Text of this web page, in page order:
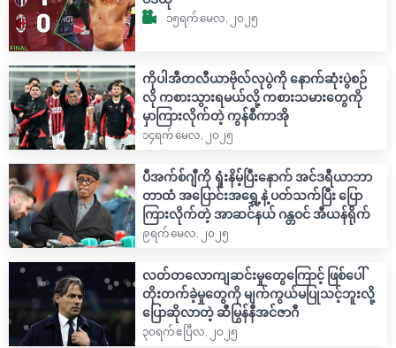
၁၅ရက် မေလ, ၂၀၂၅
ကိုပါအီတလီယာဗိုလ်လုပွဲကို နောက်ဆုံးပွဲစဉ်
လို ကစားသွားရမယ်လို့ ကစားသမားတွေကို
မှာကြားလိုက်တဲ့ ကွန်စီကာအို
၁၄ရက် မေလ, ၂၀၂၅
ပီအက်စ်ဂျီကို ရှုံးနိမ့်ပြီးနောက် အင်ဒရီယာဘာ
တာထံ အပြောင်းအရွှေ့နဲ့ ပတ်သက်ပြီး ပြော
ကြားလိုက်တဲ့ အာဆင်နယ် ဂန္တဝင် အီယန်ရိုက်
၉ရက် မေလ, ၂၀၂၅
လတ်တလောကျဆင်းမှုတွေကြောင့် ဖြစ်ပေါ်
တိုးတက်ခဲ့မှုတွေကို မျက်ကွယ်မပြုသင့်ဘူးလို့
ပြောဆိုလာတဲ့ ဆီမြွန်နီအင်ဇာဂီ
၃၀ရက် ဧပြီလ, ၂၀၂၅